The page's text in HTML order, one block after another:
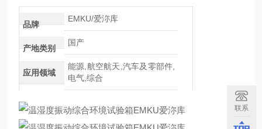
品牌
EMKU/爱沵库
产地类别
国产
应用领域
能源,航空航天,汽车及零部件,
电气,综合
联系